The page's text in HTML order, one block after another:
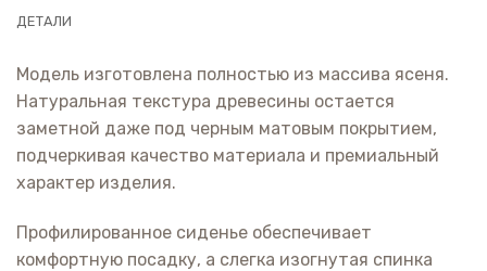
ДЕТАЛИ
Модель изготовлена полностью из массива ясеня.
Натуральная текстура древесины остается
заметной даже под черным матовым покрытием,
подчеркивая качество материала и премиальный
характер изделия.
Профилированное сиденье обеспечивает
комфортную посадку, а слегка изогнутая спинка